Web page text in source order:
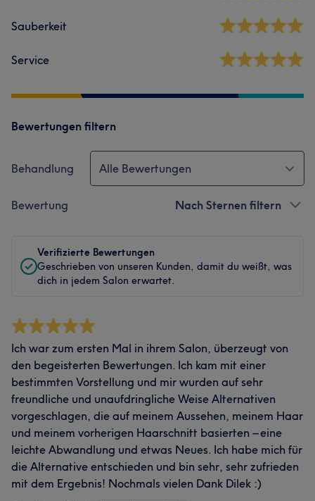
Sauberkeit
Service
Bewertungen filtern
Behandlung Alle Bewertungen
Bewertung Nach Sternen filtern
Verifizierte Bewertungen
Geschrieben von unseren Kunden, damit du weißt, was
dich in jedem Salon erwartet.
Ich war zum ersten Mal in ihrem Salon, überzeugt von
den begeisterten Bewertungen. Ich kam mit einer
bestimmten Vorstellung und mir wurden auf sehr
freundliche und unaufdringliche Weise Alternativen
vorgeschlagen, die auf meinem Aussehen, meinem Haar
und meinem vorherigen Haarschnitt basierten – eine
leichte Abwandlung und etwas Neues. Ich habe mich für
die Alternative entschieden und bin sehr, sehr zufrieden
mit dem Ergebnis! Nochmals vielen Dank Dilek :)